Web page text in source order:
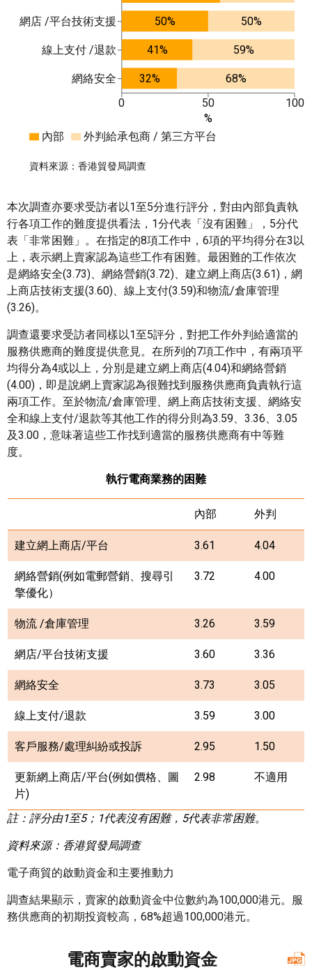
0 50
100
%
網店 /平台技術支援
線上支付 /退款
網絡安全
50%
41%
32%
50%
59%
68%
內部 外判給承包商 / 第三方平台
資料來源：香港貿發局調查
本次調查亦要求受訪者以1至5分進行評分，對由內部負責執
行各項工作的難度提供看法，1分代表「沒有困難」，5分代
表「非常困難」。在指定的8項工作中，6項的平均得分在3以
上，表示網上賣家認為這些工作有困難。最困難的工作依次
是網絡安全(3.73)、網絡營銷(3.72)、建立網上商店(3.61)，網
上商店技術支援(3.60)、線上支付(3.59)和物流/倉庫管理
(3.26)。
調查還要求受訪者同樣以1至5評分，對把工作外判給適當的
服務供應商的難度提供意見。在所列的7項工作中，有兩項平
均得分為4或以上，分別是建立網上商店(4.04)和網絡營銷
(4.00)，即是說網上賣家認為很難找到服務供應商負責執行這
兩項工作。至於物流/倉庫管理、網上商店技術支援、網絡安
全和線上支付/退款等其他工作的得分則為3.59、3.36、3.05
及3.00，意味著這些工作找到適當的服務供應商有中等難
度。
執行電商業務的困難
內部 外判
建立網上商店/平台 3.61 4.04
網絡營銷(例如電郵營銷、搜尋引
擎優化）
3.72 4.00
物流 /倉庫管理 3.26 3.59
網店/平台技術支援 3.60 3.36
網絡安全 3.73 3.05
線上支付/退款 3.59 3.00
客戶服務/處理糾紛或投訴 2.95 1.50
更新網上商店/平台(例如價格、圖
片)
2.98 不適用
註：評分由1至5； 1代表沒有困難， 5代表非常困難。
資料來源：香港貿發局調查
電子商貿的啟動資金和主要推動力
調查結果顯示，賣家的啟動資金中位數約為100,000港元。服
務供應商的初期投資較高，68%超過100,000港元。
電商賣家的啟動資金